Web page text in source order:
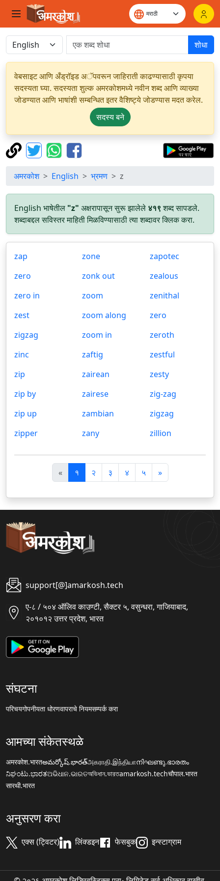
शोधा
वेबसाइट आणि अँड्रॉइड अॅपवरून जाहिराती काढण्यासाठी कृपया
सदस्यता घ्या. सदस्यता शुल्क अमरकोशमध्ये नवीन शब्द आणि व्याख्या
जोडण्यात आणि भाषांशी सम्बन्धित इतर वैशिष्ट्ये जोडण्यास मदत करेल.
सदस्य बने
अमरकोश English भ्रमण z
English भाषेतील "z" अक्षरापासून सुरू झालेले ४१९शब्द सापडले.
शब्दाबद्दल सविस्तर माहिती मिळविण्यासाठी त्या शब्दावर क्लिक करा.
zap
zero
zero in
zest
zigzag
zinc
zip
zip by
zip up
zipper
zone
zonk out
zoom
zoom along
zoom in
zaftig
zairean
zairese
zambian
zany
zapotec
zealous
zenithal
zero
zeroth
zestful
zesty
zig-zag
zigzag
zillion
«पि
छ
ला
१ २ ३ ४ ५ »अ
ग
ला
support[@]amarkosh.tech
ए-८ / ५०४ ऑलिव काउण्टी, सैक्टर ५, वसुन्धरा, गाजियाबाद,
२०१०१२ उत्तर प्रदेश, भारत
संघटना
परिचयगोपनीयता धोरणवापराचे नियमसम्पर्क करा
आमच्या संकेतस्थळे
अमरकोश.भारतఅమర్కోష్.భారత్அகராதி.இந்தியாനിഘണ്ടു.ഭാരതം
ನಿಘಂಟು.ಭಾರತଅଭିଧାନ.ଭାରତঅভিধান.ভারতamarkosh.techचौपाल.भारत
सारथी.भारत
अनुसरण करा
एक्स (ट्विटर) लिंक्डइन फेसबुक इन्स्टाग्राम